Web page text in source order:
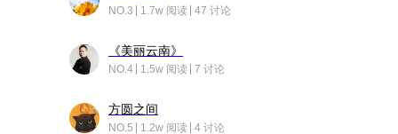
NO.3 1.7w 阅读 47 讨论
《美丽云南》
NO.4 1.5w 阅读 7 讨论
方圆之间
NO.5 1.2w 阅读 4 讨论